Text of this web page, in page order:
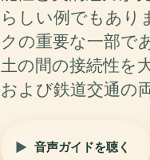
らしい例でもあり
クの重要な一部で
土の間の接続性を
および鉄道交通の
音声ガイドを聴く